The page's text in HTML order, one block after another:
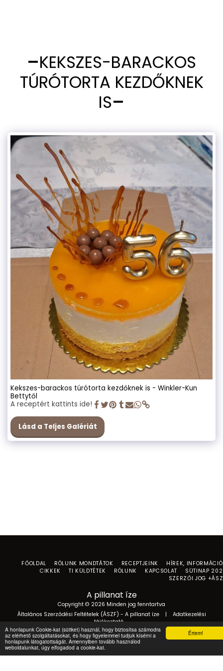
Értem!
A honlapunk Cookie-kat (sütiket) használ, hogy biztosítsa számodra
az elérhető szolgáltatásokat, és hogy figyelemmel tudjuk kísérni a
honlapunk látogatottságát. Amennyiben tovább használod
weboldalunkat, úgy elfogadod a cookie-kat.
KEKSZES-BARACKOS
TÚRÓTORTA KEZDŐKNEK
IS
Kekszes-barackos túrótorta kezdőknek is - Winkler-Kun
Bettytől
A receptért kattints ide!
Lásd a Teljes Galériát
A pillanat íze
Copyright © 2026 Minden jog fenntartva
Általános Szerződési Feltételek (ÁSZF) - A pillanat íze| Adatkezelési
tájékoztató
FŐOLDAL RÓLUNK MONDTÁTOK RECEPTJEINK
HÍREK,
CIKKEK
TI KÜLDTÉTEK RÓLUNK KAPCSOLAT
SÜTINAP
SZERZŐI JOG